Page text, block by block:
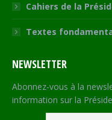
Cahiers de la
Textes
NEWSLETTER
Abonnez-vous à la
information sur la